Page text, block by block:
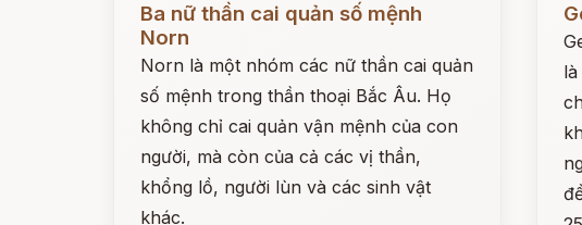
Ba nữ thần cai quản số mệnh
Norn
Norn là một nhóm các nữ thần cai quản
số mệnh trong thần thoại Bắc Âu. Họ
không chỉ cai quản vận mệnh của con
người, mà còn của cả các vị thần,
khổng lồ, người lùn và các sinh vật
khác.